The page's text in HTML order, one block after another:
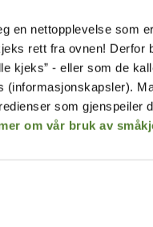
en nettopplevelse som
rett fra ovnen! Derfor
kjeks” - eller som de
(informasjonskapsler).
som gjenspeiler
om vår bruk av
til kveldsforestillingen
selv om det er utsolgt
til Dyreparken?
på Dyrepasser for en